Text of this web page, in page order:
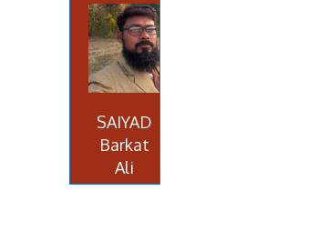
SAIYAD
Barkat
Ali